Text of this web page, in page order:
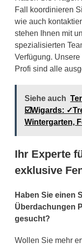
Fall koordinieren
wie auch
stehen Ihnen mit
spezialisierten
Verfügung.
Profi sind alle
Siehe auch
☑️Wigards:
Wintergarten,
Ihr Experte
exklusive
Haben Sie einen
Überdachungen
gesucht?
Wollen Sie mehr